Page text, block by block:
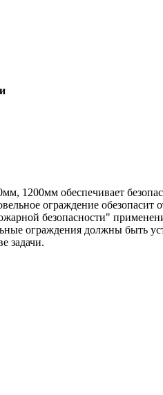
1200мм обеспечивает
ограждение
безопасности"
ограждения должны быть
задачи.